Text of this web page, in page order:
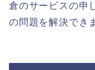
倉のサービスの申
の問題を解決でき